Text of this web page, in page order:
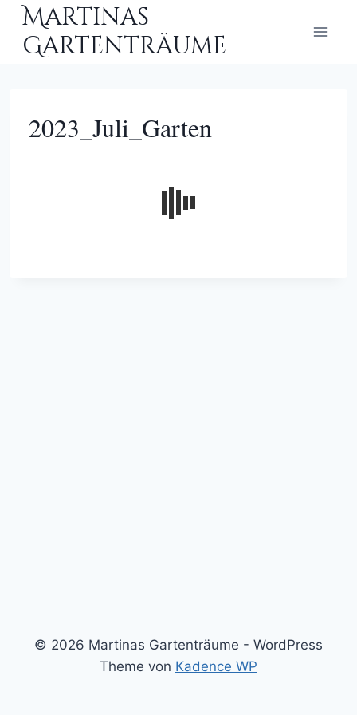
Zum
springen
Martinas
Gartenträume
2023_Juli_Garten
© 2026 Martinas Gartenträume - WordPress
Theme von Kadence WP